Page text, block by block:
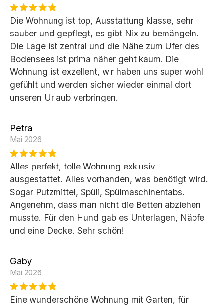
Die Wohnung ist top, Ausstattung klasse, sehr
sauber und gepflegt, es gibt Nix zu bemängeln.
Die Lage ist zentral und die Nähe zum Ufer des
Bodensees ist prima näher geht kaum. Die
Wohnung ist exzellent, wir haben uns super wohl
gefühlt und werden sicher wieder einmal dort
unseren Urlaub verbringen.
Petra
Mai 2026
Alles perfekt, tolle Wohnung exklusiv
ausgestattet. Alles vorhanden, was benötigt wird.
Sogar Putzmittel, Spüli, Spülmaschinentabs.
Angenehm, dass man nicht die Betten abziehen
musste. Für den Hund gab es Unterlagen, Näpfe
und eine Decke. Sehr schön!
Gaby
Mai 2026
Eine wunderschöne Wohnung mit Garten, für